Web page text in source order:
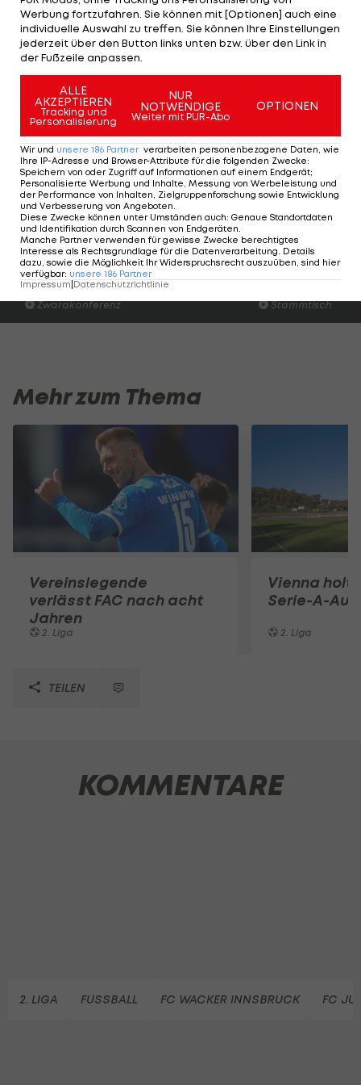
mit dem Platzverweis von Hupfauf, der wie
Meusburger mit Gelb-Rot des Feldes verwiesen
wird.
Somit verpasst Wacker (30 Punkte) die
Möglichkeit, den dritten Rang weiter abzusichern.
Die Juniors rücken mit 27 Zählern an die siebte
Stelle vor.
2. Liga - Spielplan/Ergebnisse >>>
2. Liga - Tabelle >>>
Der legendäre Durchmarsch des FC
Wacker Tirol I #Zwarakonferenz History
Zwarakonferenz
Am Stammtisch
Christopher Knett
Stammtisch
Mehr zum Thema
Vereinslegende
verlässt FAC nach acht
Jahren
2. Liga
Vienna holt
Serie-A-
2. Liga
TEILEN
KOMMENTARE
2. LIGA FUSSBALL FC WACKER INNSBRUCK FC
Werbung fortzufahren. Sie können mit [Optionen] auch eine
individuelle Auswahl zu treffen. Sie können Ihre Einstellungen
jederzeit über den Button links unten bzw. über den Link in
der Fußzeile anpassen.
ALLE
AKZEPTIEREN
Tracking und
Personalisierung
NUR
NOTWENDIGE
Weiter mit PUR-Abo
OPTIONEN
Wir und unsere 186 Partner verarbeiten personenbezogene Daten, wie
Ihre IP-Adresse und Browser-Attribute für die folgenden Zwecke:
Speichern von oder Zugriff auf Informationen auf einem Endgerät;
Personalisierte Werbung und Inhalte, Messung von Werbeleistung und
der Performance von Inhalten, Zielgruppenforschung sowie Entwicklung
und Verbesserung von Angeboten
Diese Zwecke können unter Umständen auch: Genaue Standortdaten
und Identifikation durch Scannen von Endgeräten
Manche Partner verwenden für gewisse Zwecke berechtigtes
Interesse als Rechtsgrundlage für die Datenverarbeitung. Details
dazu, sowie die Möglichkeit Ihr Widerspruchsrecht auszuüben, sind hier
verfügbar: unsere 186 Partner
Impressum|Datenschutzrichtlinie